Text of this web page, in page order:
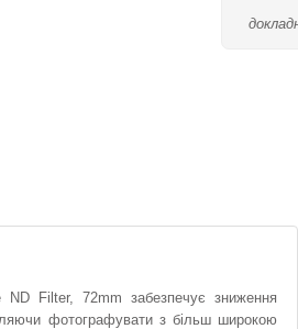
Filter, 72mm забезпечує зниження
фотографувати з більш широкою